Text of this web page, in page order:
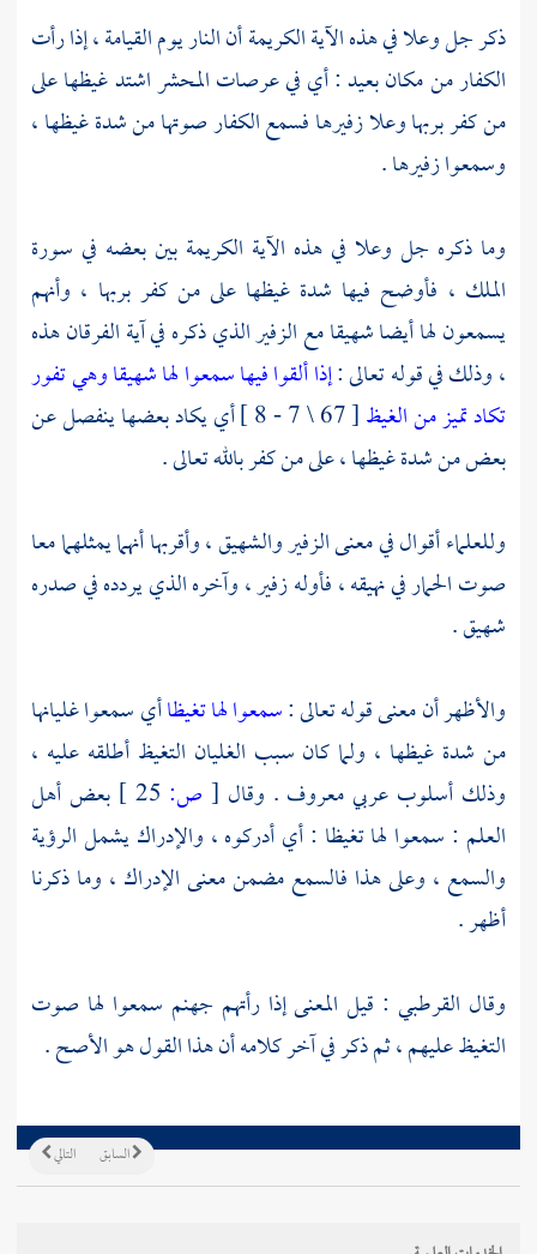
ذكر جل وعلا في هذه الآية الكريمة أن النار يوم القيامة ، إذا رأت
الكفار من مكان بعيد : أي في عرصات المحشر اشتد غيظها على
من كفر بربها وعلا زفيرها فسمع الكفار صوتها من شدة غيظها ،
وسمعوا زفيرها .
وما ذكره جل وعلا في هذه الآية الكريمة بين بعضه في سورة
الملك ، فأوضح فيها شدة غيظها على من كفر بربها ، وأنهم
يسمعون لها أيضا شهيقا مع الزفير الذي ذكره في آية الفرقان هذه
، وذلك في قوله تعالى :إذا ألقوا فيها سمعوا لها شهيقا وهي تفور
تكاد تميز من الغيظ
[ 67 \ 7 - 8 ] أي يكاد بعضها ينفصل عن
بعض من شدة غيظها ، على من كفر بالله تعالى .
وللعلماء أقوال في معنى الزفير والشهيق ، وأقربها أنهما يمثلهما معا
صوت الحمار في نهيقه ، فأوله زفير ، وآخره الذي يردده في صدره
شهيق .
والأظهر أن معنى قوله تعالى :سمعوا لها تغيظاأي سمعوا غليانها
من شدة غيظها ، ولما كان سبب الغليان التغيظ أطلقه عليه ،
وذلك أسلوب عربي معروف . وقال [ ص:
بعض أهل
العلم : سمعوا لها تغيظا : أي أدركوه ، والإدراك يشمل الرؤية
والسمع ، وعلى هذا فالسمع مضمن معنى الإدراك ، وما ذكرنا
أظهر .
وقال القرطبي : قيل المعنى إذا رأتهم جهنم سمعوا لها صوت
التغيظ عليهم ، ثم ذكر في آخر كلامه أن هذا القول هو الأصح .
التالي السابق